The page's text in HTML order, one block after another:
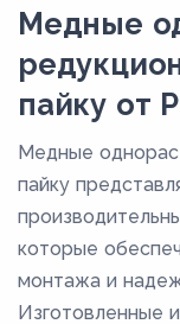
М3РТ
М3т
Медные
пайку от
Медные
пайку
которые
монтажа и
Изготовленные